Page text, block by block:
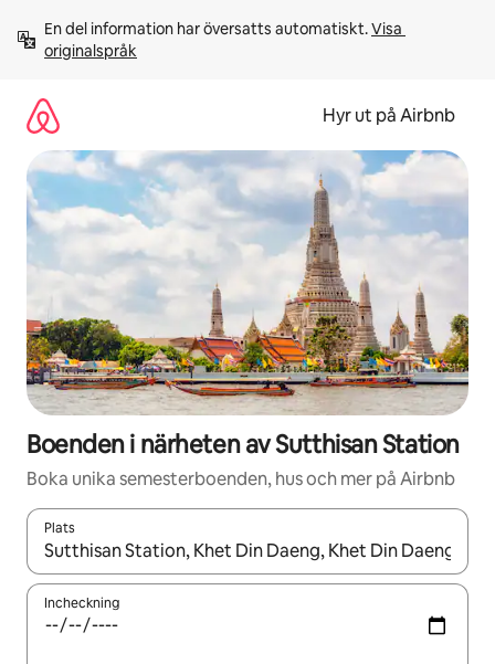
innehåll
En del information har översatts automatiskt. Visa
originalspråk
Hyr ut på Airbnb
Boenden i närheten av Sutthisan Station
Boka unika semesterboenden, hus och mer på Airbnb
Plats
När resultaten är tillgängliga kan du navigera med upp- och
Incheckning